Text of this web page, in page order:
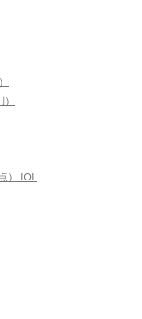
） IOL